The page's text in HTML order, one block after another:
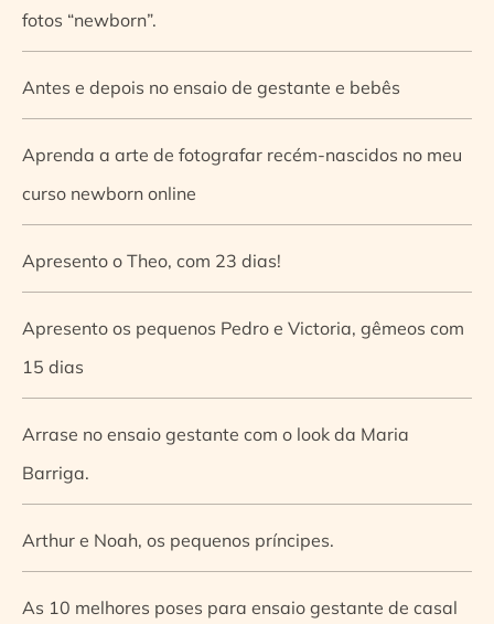
fotos “newborn”.
Antes e depois no ensaio de gestante e bebês
Aprenda a arte de fotografar recém-nascidos no meu
curso newborn online
Apresento o Theo, com 23 dias!
Apresento os pequenos Pedro e Victoria, gêmeos com
15 dias
Arrase no ensaio gestante com o look da Maria
Barriga.
Arthur e Noah, os pequenos príncipes.
As 10 melhores poses para ensaio gestante de casal